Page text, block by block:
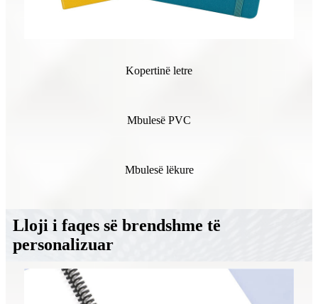
Kopertinë letre
Mbulesë PVC
Mbulesë lëkure
Lloji i faqes së brendshme të
personalizuar